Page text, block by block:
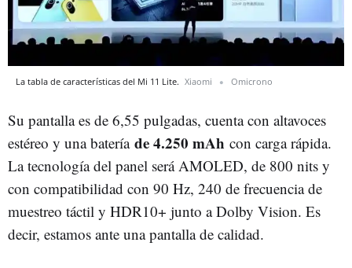
La tabla de características del Mi 11 Lite. Xiaomi Omicrono
Su pantalla es de 6,55 pulgadas, cuenta con altavoces
estéreo y una batería de 4.250 mAh con carga rápida.
La tecnología del panel será AMOLED, de 800 nits y
con compatibilidad con 90 Hz, 240 de frecuencia de
muestreo táctil y HDR10+ junto a Dolby Vision. Es
decir, estamos ante una pantalla de calidad.